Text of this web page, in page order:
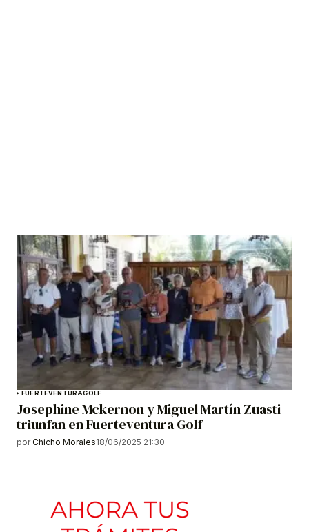
FUERTEVENTURAGOLF
Josephine Mckernon y Miguel Martín Zuasti
triunfan en Fuerteventura Golf
por Chicho Morales18/06/2025 21:30